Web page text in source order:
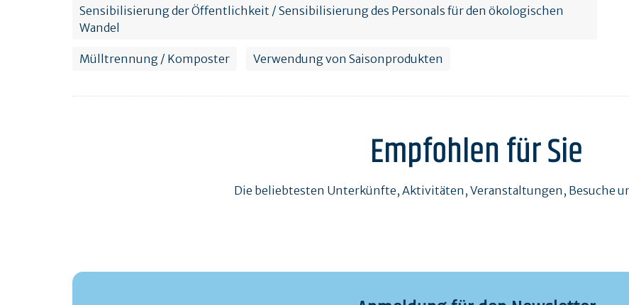
Sensibilisierung der Öffentlichkeit / Sensibilisierung des Personals für den ökologischen
Wandel
Mülltrennung / Komposter Verwendung von Saisonprodukten
Empfohlen für Sie
Die beliebtesten Unterkünfte, Aktivitäten, Veranstaltungen, Besuche